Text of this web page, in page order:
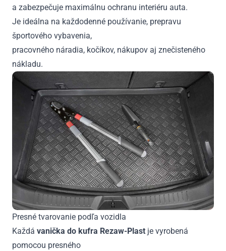
a zabezpečuje maximálnu ochranu interiéru auta.
Je ideálna na každodenné používanie, prepravu
športového vybavenia,
pracovného náradia, kočíkov, nákupov aj znečisteného
nákladu.
Presné tvarovanie podľa vozidla
Každá vanička do kufra Rezaw-Plast je vyrobená
pomocou presného